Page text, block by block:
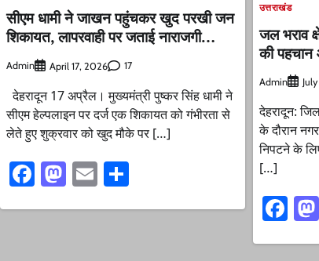
सीएम धामी ने जाखन पहुंचकर खुद परखी जन
शिकायत, लापरवाही पर जताई नाराजगी…
Admin April 17, 2026 17
देहरादून 17 अप्रैल। मुख्यमंत्री पुष्कर सिंह धामी ने
सीएम हेल्पलाइन पर दर्ज एक शिकायत को गंभीरता से
लेते हुए शुक्रवार को खुद मौके पर […]
Facebook
Mastodon
Email
उत्तराखंड
जल भराव
की पहचान
Admin
देहरादून:
के दौरान
निपटने के
[…]